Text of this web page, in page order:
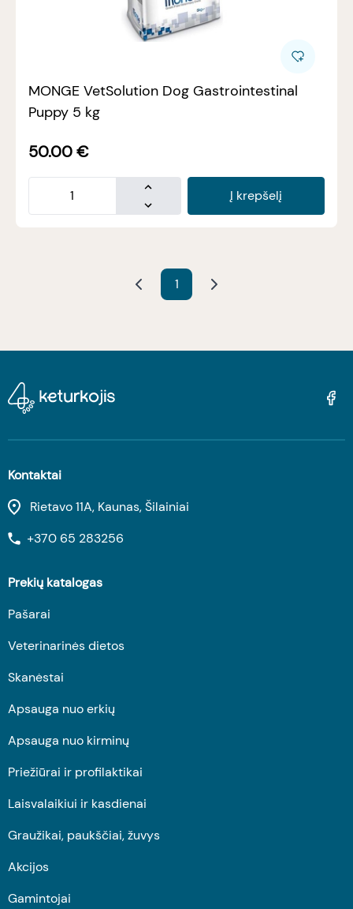
MONGE VetSolution Dog Gastrointestinal
Puppy 5 kg
50.00€
Į krepšelį
1
Kontaktai
Rietavo 11A, Kaunas, Šilainiai
+370 65 283256
Prekių katalogas
Pašarai
Veterinarinės dietos
Skanėstai
Apsauga nuo erkių
Apsauga nuo kirminų
Priežiūrai ir profilaktikai
Laisvalaikiui ir kasdienai
Graužikai, paukščiai, žuvys
Akcijos
Gamintojai